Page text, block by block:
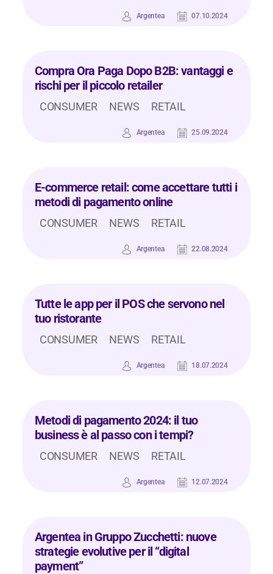
Argentea 07.10.2024
Compra Ora Paga Dopo B2B: vantaggi e
rischi per il piccolo retailer
CONSUMER NEWS RETAIL
Argentea 25.09.2024
E-commerce retail: come accettare tutti i
metodi di pagamento online
CONSUMER NEWS RETAIL
Argentea 22.08.2024
Tutte le app per il POS che servono nel
tuo ristorante
CONSUMER NEWS RETAIL
Argentea 18.07.2024
Metodi di pagamento 2024: il tuo
business è al passo con i tempi?
CONSUMER NEWS RETAIL
Argentea 12.07.2024
Argentea in Gruppo Zucchetti: nuove
strategie evolutive per il “digital
payment”